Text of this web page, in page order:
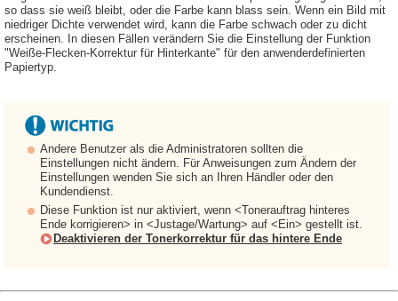
so dass sie weiß bleibt, oder die Farbe kann blass sein. Wenn ein Bild mit
niedriger Dichte verwendet wird, kann die Farbe schwach oder zu dicht
erscheinen. In diesen Fällen verändern Sie die Einstellung der Funktion
"Weiße-Flecken-Korrektur für Hinterkante" für den anwenderdefinierten
Papiertyp.
Andere Benutzer als die Administratoren sollten die
Einstellungen nicht ändern. Für Anweisungen zum Ändern der
Einstellungen wenden Sie sich an Ihren Händler oder den
Kundendienst.
Diese Funktion ist nur aktiviert, wenn <Tonerauftrag hinteres
Ende korrigieren> in <Justage/Wartung> auf <Ein> gestellt ist.
Deaktivieren der Tonerkorrektur für das hintere Ende